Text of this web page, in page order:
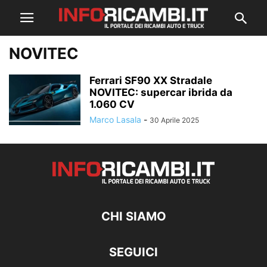
NOVITEC
Ferrari SF90 XX Stradale
NOVITEC: supercar ibrida da
1.060 CV
Marco Lasala - 30 Aprile 2025
CHI SIAMO
SEGUICI